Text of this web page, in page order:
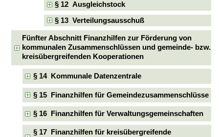
§ 12 Ausgleichstock
§ 13 Verteilungsausschuß
Fünfter Abschnitt Finanzhilfen zur Förderung von
kommunalen Zusammenschlüssen und gemeinde- bzw.
kreisübergreifenden Kooperationen
§ 14 Kommunale Datenzentrale
§ 15 Finanzhilfen für Gemeindezusammenschlüsse
§ 16 Finanzhilfen für Verwaltungsgemeinschaften
§ 17 Finanzhilfen für kreisübergreifende